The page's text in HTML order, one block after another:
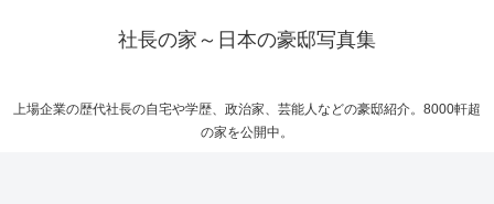
社長の家～日本の豪邸写真集
上場企業の歴代社長の自宅や学歴、政治家、芸能人などの豪邸紹介。8000軒超
の家を公開中。